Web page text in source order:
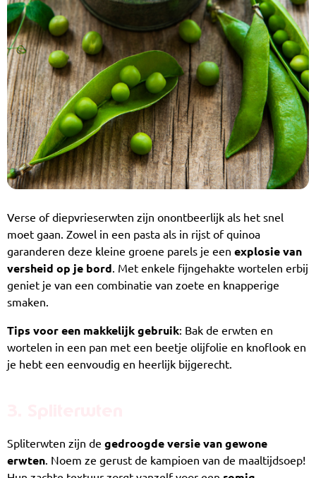
Verse of diepvrieserwten zijn onontbeerlijk als het snel
moet gaan. Zowel in een pasta als in rijst of quinoa
garanderen deze kleine groene parels je een explosie van
versheid op je bord. Met enkele fijngehakte wortelen erbij
geniet je van een combinatie van zoete en knapperige
smaken.
Tips voor een makkelijk gebruik: Bak de erwten en
wortelen in een pan met een beetje olijfolie en knoflook en
je hebt een eenvoudig en heerlijk bijgerecht.
Spliterwten zijn de gedroogde versie van gewone
erwten. Noem ze gerust de kampioen van de maaltijdsoep!